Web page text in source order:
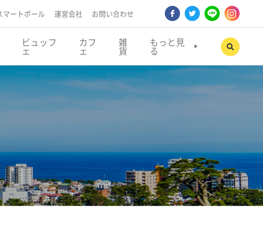
マートポール 運営会社 お問い合わせ
ビュッフ
ェ
カフ
ェ
雑
貨
もっと見
る